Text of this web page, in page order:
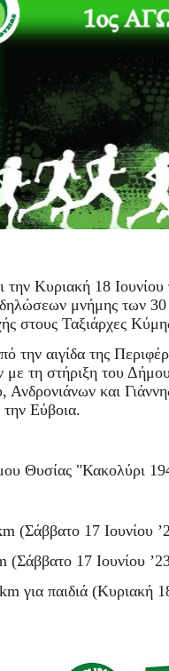
την Κυριακή 18
μνήμης των
στους Ταξιάρχες
την αιγίδα της
με τη στήριξη του
και
Εύβοια.
Θυσίας "Κακολύρι
(Σάββατο 17 Ιουνίου
17 Ιουνίου
για παιδιά (Κυριακή